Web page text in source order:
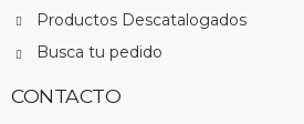
Productos Descatalogados
Busca tu pedido
CONTACTO